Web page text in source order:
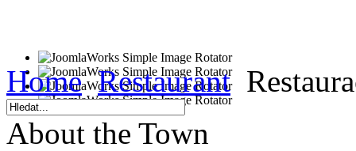
Home Restaurant
About the Town